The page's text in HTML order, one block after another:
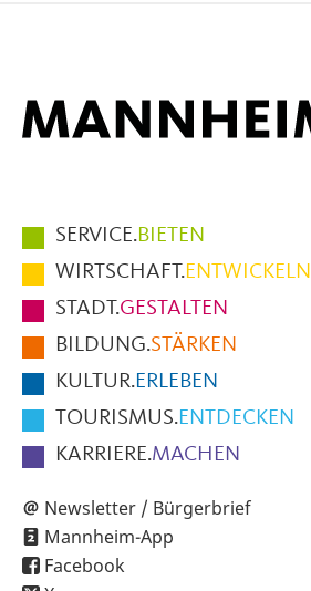
Hauptmenüpunkte
im
Fußbereich
der
Seite
SERVICE.BIETEN
WIRTSCHAFT.ENTWICKELN
STADT.GESTALTEN
BILDUNG.STÄRKEN
KULTUR.ERLEBEN
TOURISMUS.ENTDECKEN
KARRIERE.MACHEN
Newsletter / Bürgerbrief
Mannheim-App
Facebook